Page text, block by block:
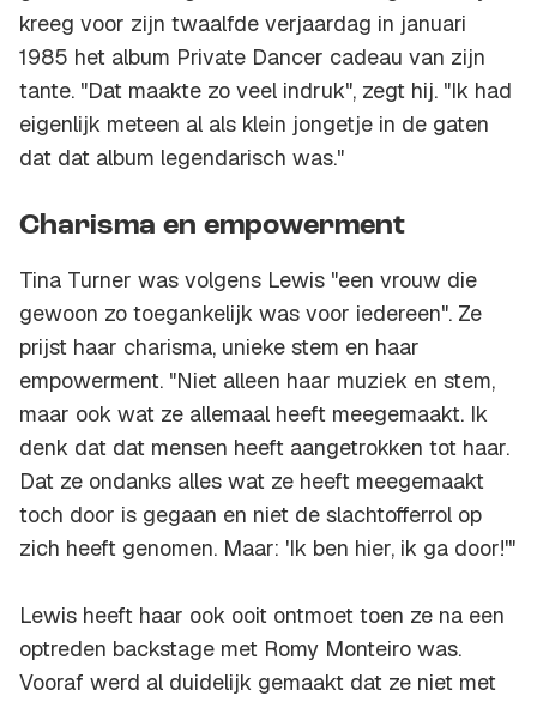
kreeg voor zijn twaalfde verjaardag in januari
1985 het album Private Dancer cadeau van zijn
tante. "Dat maakte zo veel indruk", zegt hij. "Ik had
eigenlijk meteen al als klein jongetje in de gaten
dat dat album legendarisch was."
Charisma en empowerment
Tina Turner was volgens Lewis "een vrouw die
gewoon zo toegankelijk was voor iedereen". Ze
prijst haar charisma, unieke stem en haar
empowerment. "Niet alleen haar muziek en stem,
maar ook wat ze allemaal heeft meegemaakt. Ik
denk dat dat mensen heeft aangetrokken tot haar.
Dat ze ondanks alles wat ze heeft meegemaakt
toch door is gegaan en niet de slachtofferrol op
zich heeft genomen. Maar: 'Ik ben hier, ik ga door!'"
Lewis heeft haar ook ooit ontmoet toen ze na een
optreden backstage met Romy Monteiro was.
Vooraf werd al duidelijk gemaakt dat ze niet met